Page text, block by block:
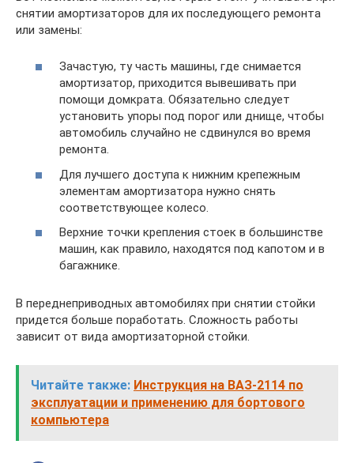
снятии амортизаторов для их последующего ремонта
или замены:
Зачастую, ту часть машины, где снимается
амортизатор, приходится вывешивать при
помощи домкрата. Обязательно следует
установить упоры под порог или днище, чтобы
автомобиль случайно не сдвинулся во время
ремонта.
Для лучшего доступа к нижним крепежным
элементам амортизатора нужно снять
соответствующее колесо.
Верхние точки крепления стоек в большинстве
машин, как правило, находятся под капотом и в
багажнике.
В переднеприводных автомобилях при снятии стойки
придется больше поработать. Сложность работы
зависит от вида амортизаторной стойки.
Читайте также: Инструкция на ВАЗ-2114 по
эксплуатации и применению для бортового
компьютера